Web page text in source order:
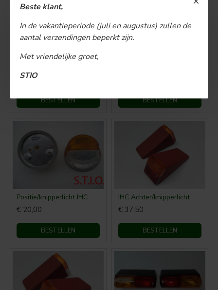
Beste klant,
In de vakantieperiode (juli en augustus) zullen de
aantal verzendingen beperkt zijn.
Met vriendelijke groet,
STIO
€ 85,00
BESTELLEN BESTELLEN
Positie/knipperlicht IHC
€ 20,00
BESTELLEN
IHC Achter/knipperlicht
€ 37,50
BESTELLEN